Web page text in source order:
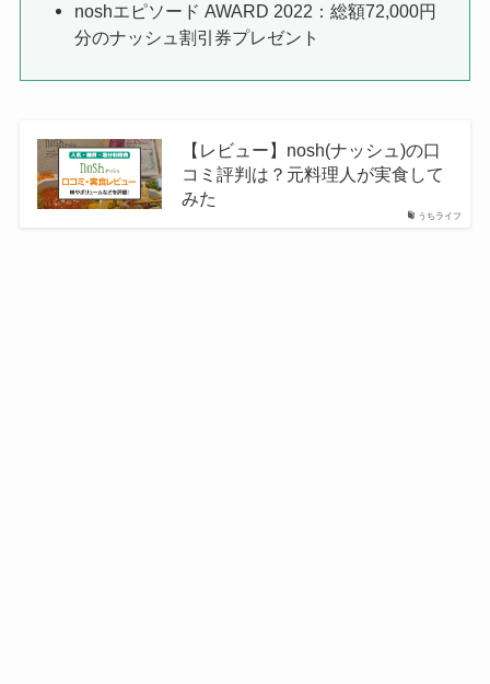
noshエピソード AWARD 2022：総額72,000円
分のナッシュ割引券プレゼント
うちライフ
【レビュー】nosh(ナッシュ)の口
コミ評判は？元料理人が実食して
みた